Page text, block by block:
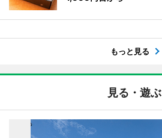
もっと見る
見る・遊ぶ